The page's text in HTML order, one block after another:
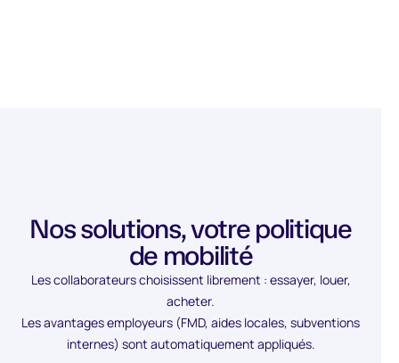
Nos solutions, votre politique
de mobilité
Les collaborateurs choisissent librement : essayer, louer,
acheter.
Les avantages employeurs (FMD, aides locales, subventions
internes) sont automatiquement appliqués.